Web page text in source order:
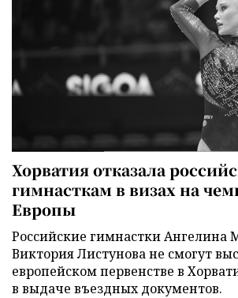
Хорватия отказала
гимнасткам в визах на
Европы
Российские гимнастки Ангелина
Виктория Листунова не смогут
европейском первенстве в
в выдаче въездных документов.